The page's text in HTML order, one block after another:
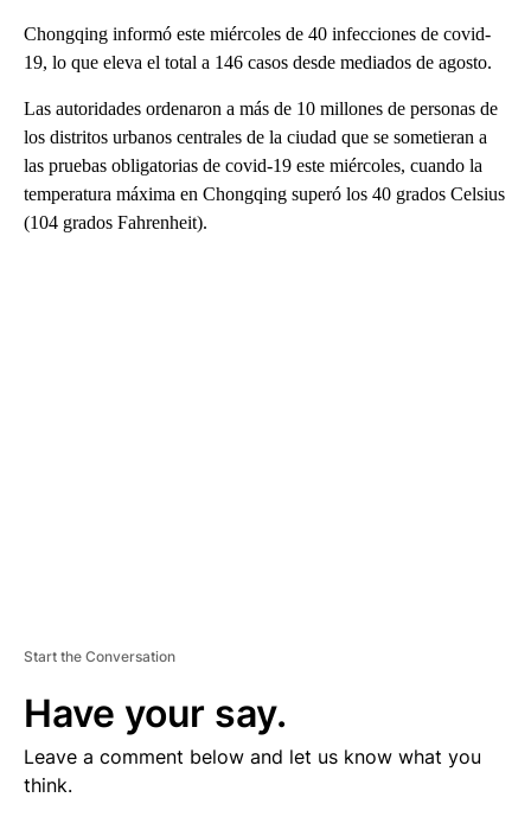
Chongqing informó este miércoles de 40 infecciones de covid-
19, lo que eleva el total a 146 casos desde mediados de agosto.
Las autoridades ordenaron a más de 10 millones de personas de
los distritos urbanos centrales de la ciudad que se sometieran a
las pruebas obligatorias de covid-19 este miércoles, cuando la
temperatura máxima en Chongqing superó los 40 grados Celsius
(104 grados Fahrenheit).
Start the Conversation
Have your say.
Leave a comment below and let us know what you
think.